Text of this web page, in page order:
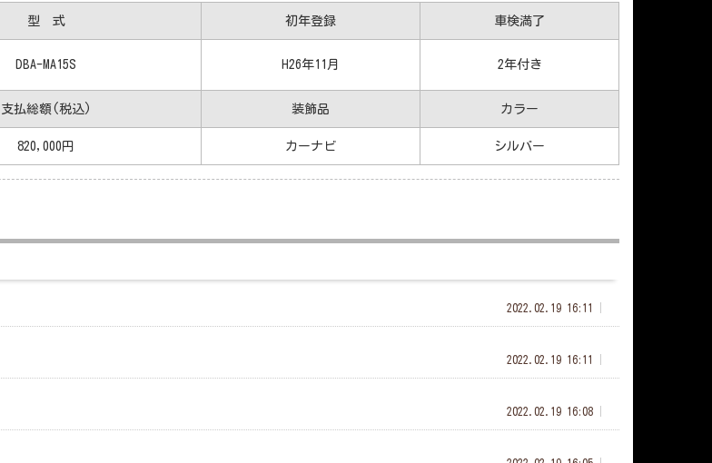
型 式 初年登録 車検満了
DBA-MA15S H26年11月 2年付き
支払総額(税込) 装飾品 カラー
820,000円 カーナビ シルバー
2022.02.19 16:11
2022.02.19 16:11
2022.02.19 16:08